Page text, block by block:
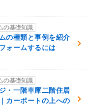
の基礎知識
の種類と事例を紹介
ォームするには
の基礎知識
・一階車庫二階住居
カーポートの上への